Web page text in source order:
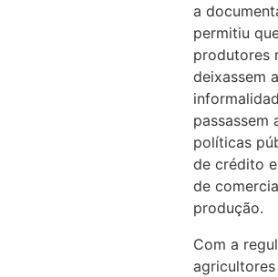
a
permitiu
produtores
deixassem a
passassem
políticas
de crédito
de
produção.
Com a